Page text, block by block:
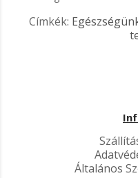
Címkék:
Általános